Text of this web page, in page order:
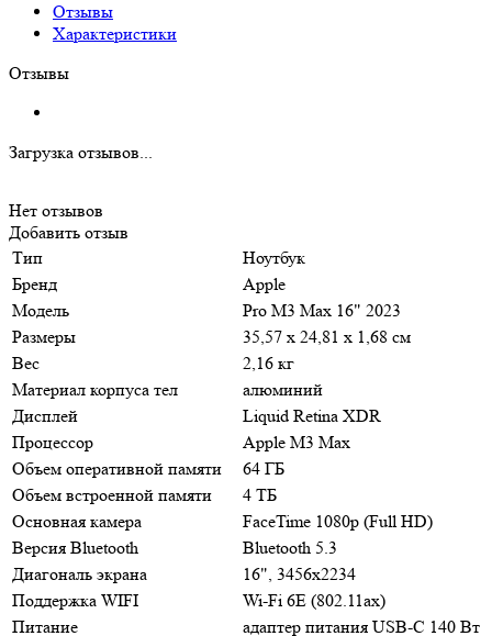
Отзывы
Характеристики
Отзывы
Загрузка отзывов...
Нет отзывов
Добавить отзыв
Тип
Ноутбук
Бренд
Apple
Модель
Pro M3 Max 16" 2023
Размеры
35,57 х 24,81 х 1,68 см
Вес
2,16 кг
Материал корпуса тел
алюминий
Дисплей
Liquid Retina XDR
Процессор
Apple M3 Max
Объем оперативной памяти
64 ГБ
Объем встроенной памяти
4 ТБ
Основная камера
FaceTime 1080p (Full HD)
Версия Bluetooth
Bluetooth 5.3
Диагональ экрана
16", 3456x2234
Поддержка WIFI
Wi-Fi 6E (802.11ax)
Питание
адаптер питания USB-C 140 Вт